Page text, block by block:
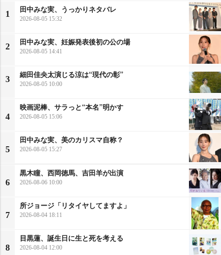
1
田中みな実、うっかりネタバレ
2026-08-05 15:32
2
田中みな実、妊娠発表後初の公の場
2026-08-05 14:41
3
細田佳央太演じる涼は“現代の彰”
2026-08-05 10:00
4
映画泥棒、サラっと“本名”明かす
2026-08-05 15:06
5
田中みな実、美のカリスマ自称？
2026-08-05 15:27
6
黒木瞳、西岡徳馬、吉田羊が出演
2026-08-06 10:00
7
所ジョージ「リタイヤしてますよ」
2026-08-04 18:11
8
目黒蓮、誕生日に生と死を考える
2026-08-04 12:00